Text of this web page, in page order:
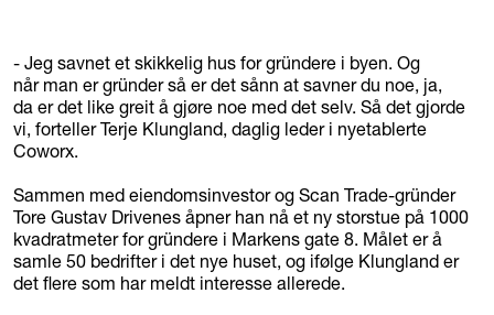
- Jeg savnet et skikkelig hus for gründere i byen. Og
når man er gründer så er det sånn at savner du noe, ja,
da er det like greit å gjøre noe med det selv. Så det gjorde
vi, forteller Terje Klungland, daglig leder i nyetablerte
Coworx.
Sammen med eiendomsinvestor og Scan Trade-gründer
Tore Gustav Drivenes åpner han nå et ny storstue på 1000
kvadratmeter for gründere i Markens gate 8. Målet er å
samle 50 bedrifter i det nye huset, og ifølge Klungland er
det flere som har meldt interesse allerede.